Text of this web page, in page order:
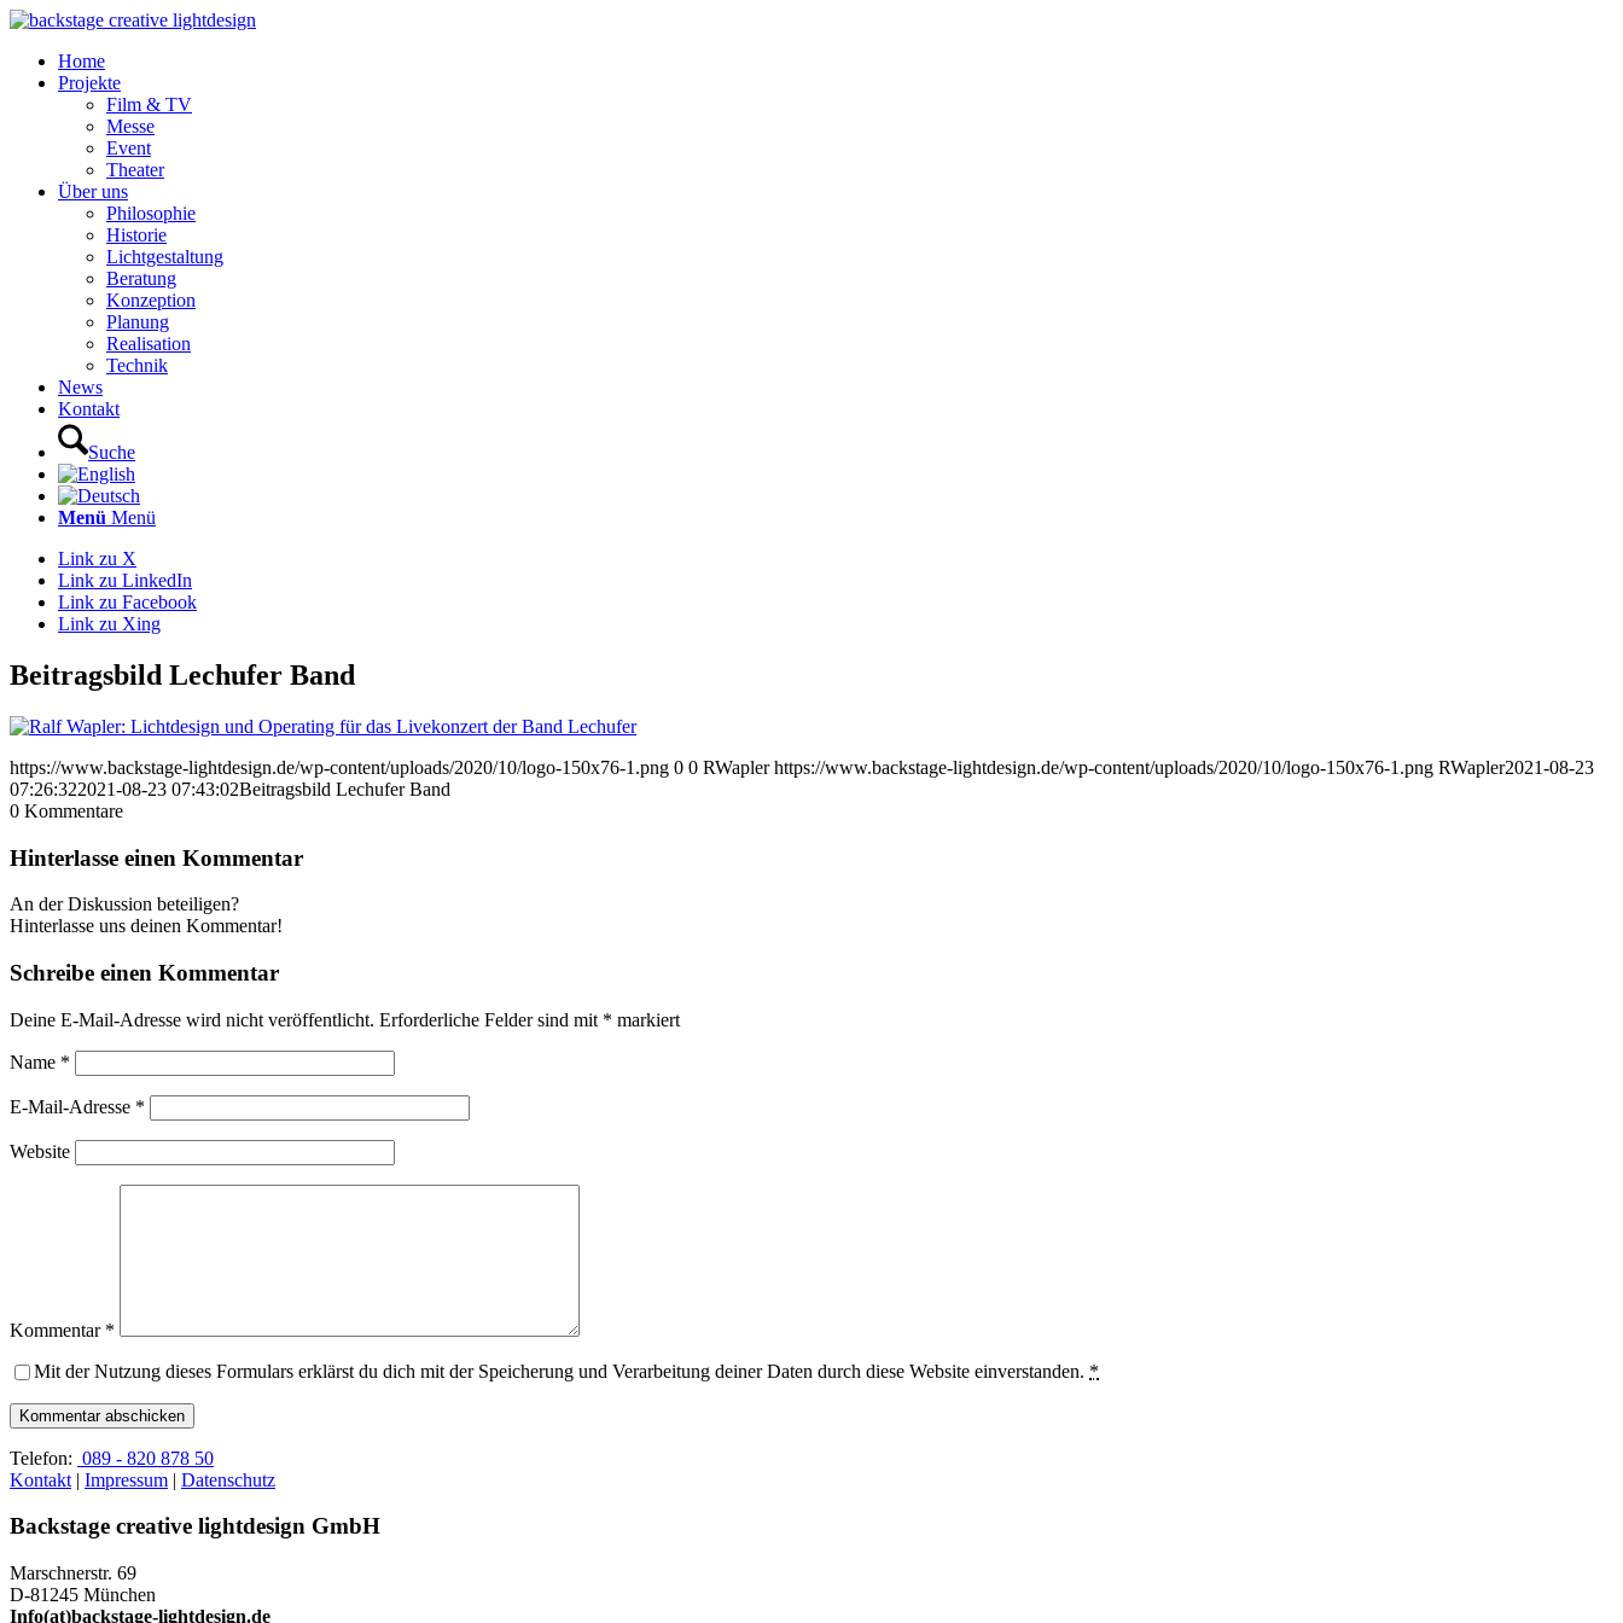
Home
Projekte
Film & TV
Messe
Event
Theater
Über uns
Philosophie
Historie
Lichtgestaltung
Beratung
Konzeption
Planung
Realisation
Technik
News
Kontakt
Suche
Menü Menü
Link zu X
Link zu LinkedIn
Link zu Facebook
Link zu Xing
Beitragsbild Lechufer Band
https://www.backstage-lightdesign.de/wp-content/uploads/2020/10/logo-150x76-1.png 0 0 RWapler https://www.backstage-lightdesign.de/wp-content/uploads/2020/10/logo-150x76-1.png RWapler2021-08-23
07:26:322021-08-23 07:43:02Beitragsbild Lechufer Band
0 Kommentare
Hinterlasse einen Kommentar
An der Diskussion beteiligen?
Hinterlasse uns deinen Kommentar!
Schreibe einen Kommentar
Deine E-Mail-Adresse wird nicht veröffentlicht. Erforderliche Felder sind mit * markiert
Name *
E-Mail-Adresse *
Website
Kommentar *
Mit der Nutzung dieses Formulars erklärst du dich mit der Speicherung und Verarbeitung deiner Daten durch diese Website einverstanden. *
Telefon: 089 - 820 878 50
Kontakt | Impressum | Datenschutz
Backstage creative lightdesign GmbH
Marschnerstr. 69
D-81245 München
Info(at)backstage-lightdesign.de